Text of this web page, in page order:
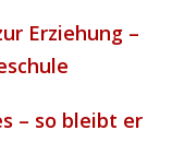
Erziehung –
– so bleibt er